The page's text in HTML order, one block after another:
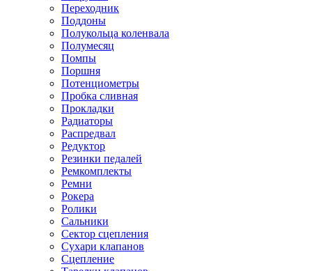
Переходник
Поддоны
Полукольца коленвала
Полумесяц
Помпы
Поршня
Потенциометры
Пробка сливная
Прокладки
Радиаторы
Распредвал
Редуктор
Резинки педалей
Ремкомплекты
Ремни
Рокера
Ролики
Сальники
Сектор сцепления
Сухари клапанов
Сцепление